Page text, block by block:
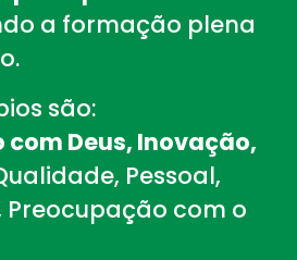
a formação plena
são:
Deus, Inovação,
Pessoal,
com o